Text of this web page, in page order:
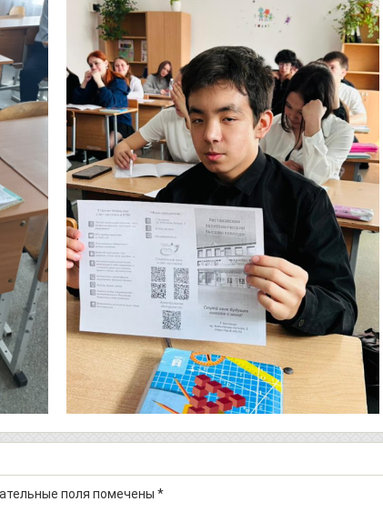
поля помечены *